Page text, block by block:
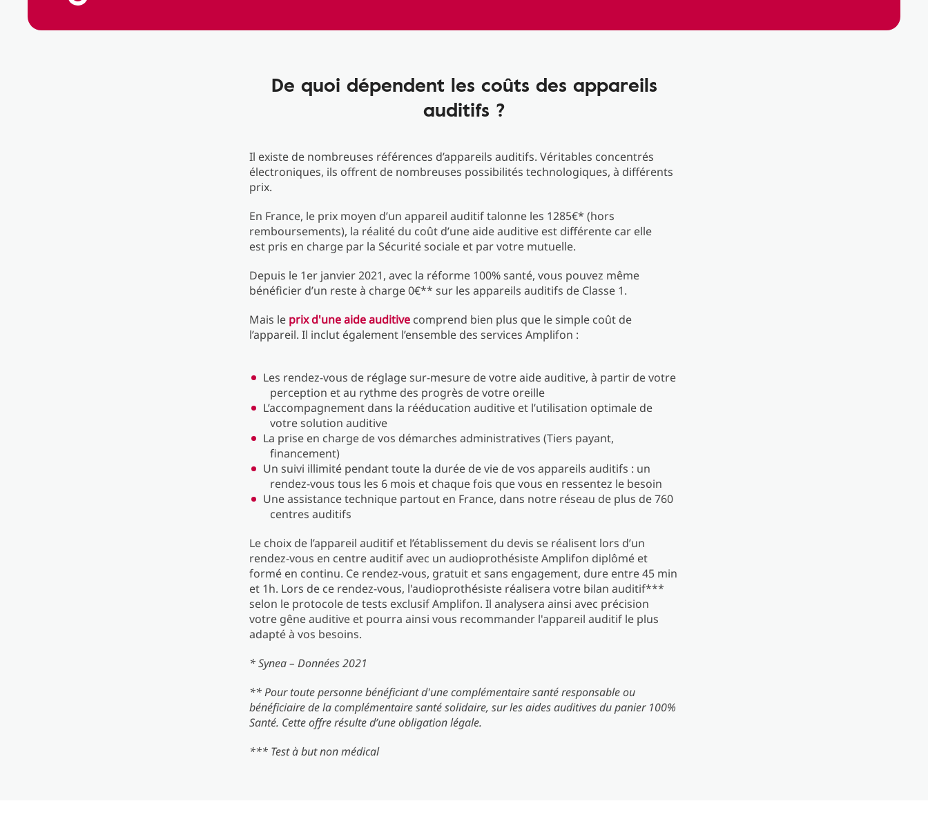
De quoi dépendent les coûts des appareils
auditifs ?
Il existe de nombreuses références d’appareils auditifs. Véritables concentrés
électroniques, ils offrent de nombreuses possibilités technologiques, à différents
prix.
En France, le prix moyen d’un appareil auditif talonne les 1285€* (hors
remboursements), la réalité du coût d’une aide auditive est différente car elle
est pris en charge par la Sécurité sociale et par votre mutuelle.
Depuis le 1er janvier 2021, avec la réforme 100% santé, vous pouvez même
bénéficier d’un reste à charge 0€** sur les appareils auditifs de Classe 1.
Mais le prix d'une aide auditive comprend bien plus que le simple coût de
l’appareil. Il inclut également l’ensemble des services Amplifon :
Les rendez-vous de réglage sur-mesure de votre aide auditive, à partir de votre
perception et au rythme des progrès de votre oreille
L’accompagnement dans la rééducation auditive et l’utilisation optimale de
votre solution auditive
La prise en charge de vos démarches administratives (Tiers payant,
financement)
Un suivi illimité pendant toute la durée de vie de vos appareils auditifs : un
rendez-vous tous les 6 mois et chaque fois que vous en ressentez le besoin
Une assistance technique partout en France, dans notre réseau de plus de 760
centres auditifs
Le choix de l’appareil auditif et l’établissement du devis se réalisent lors d’un
rendez-vous en centre auditif avec un audioprothésiste Amplifon diplômé et
formé en continu. Ce rendez-vous, gratuit et sans engagement, dure entre 45 min
et 1h. Lors de ce rendez-vous, l'audioprothésiste réalisera votre bilan auditif***
selon le protocole de tests exclusif Amplifon. Il analysera ainsi avec précision
votre gêne auditive et pourra ainsi vous recommander l'appareil auditif le plus
adapté à vos besoins.
* Synea – Données 2021
** Pour toute personne bénéficiant d'une complémentaire santé responsable ou
bénéficiaire de la complémentaire santé solidaire, sur les aides auditives du panier 100%
Santé. Cette offre résulte d’une obligation légale.
*** Test à but non médical